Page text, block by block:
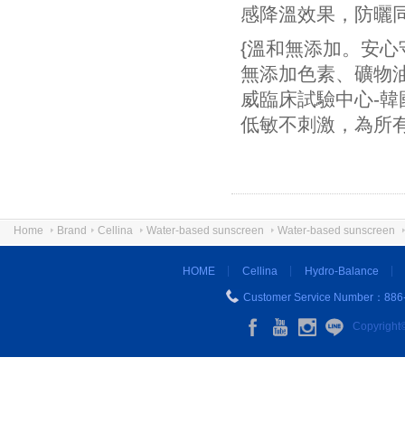
感降溫效果，防曬
{溫和無添加。安心
無添加色素、礦物
威臨床試驗中心-
低敏不刺激，為所
Home Brand Cellina Water-based sunscreen Water-based sunscreen
HOME Cellina Hydro-Balance
Customer Service Number：